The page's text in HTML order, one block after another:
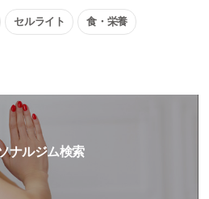
セルライト 食・栄養
ナルジム検索